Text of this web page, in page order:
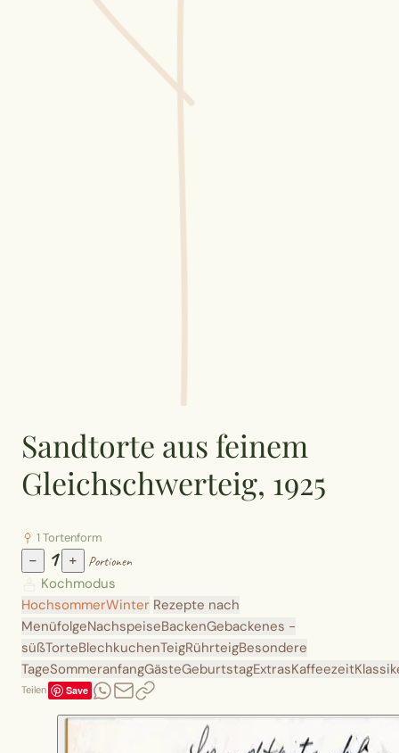
Sandtorte aus feinem
Gleichschwerteig, 1925
1 Tortenform
− 1 + Portionen
Kochmodus
HochsommerWinter Rezepte nach
MenüfolgeNachspeiseBackenGebackenes -
süßTorteBlechkuchenTeigRührteigBesondere
TageSommeranfangGästeGeburtstagExtrasKaffeezeit
Teilen Save